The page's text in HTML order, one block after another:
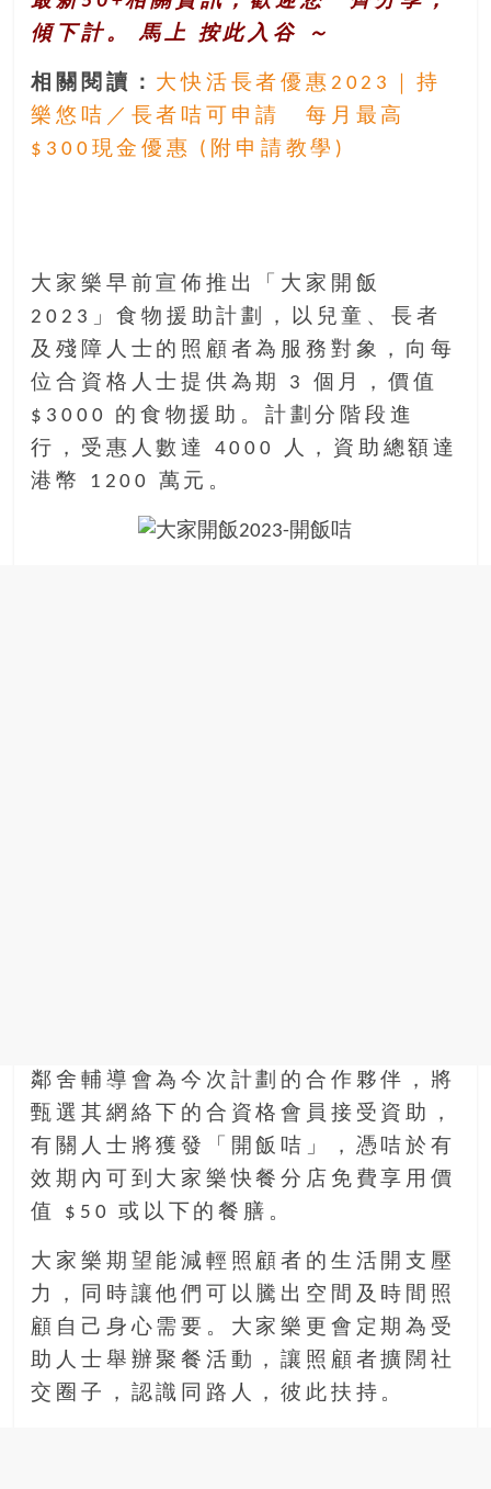
傾下計。 馬上 按此入谷 ～
相關閱讀： 大快活長者優惠2023｜持
樂悠咭／長者咭可申請 每月最高
$300現金優惠 (附申請教學)
大家樂早前宣佈推出「大家開飯
2023」食物援助計劃，以兒童、長者
及殘障人士的照顧者為服務對象，向每
位合資格人士提供為期 3 個月，價值
$3000 的食物援助。計劃分階段進
行，受惠人數達 4000 人，資助總額達
港幣 1200 萬元。
鄰舍輔導會為今次計劃的合作夥伴，將
甄選其網絡下的合資格會員接受資助，
有關人士將獲發「開飯咭」，憑咭於有
效期內可到大家樂快餐分店免費享用價
值 $50 或以下的餐膳。
大家樂期望能減輕照顧者的生活開支壓
力，同時讓他們可以騰出空間及時間照
顧自己身心需要。大家樂更會定期為受
助人士舉辦聚餐活動，讓照顧者擴闊社
交圈子，認識同路人，彼此扶持。